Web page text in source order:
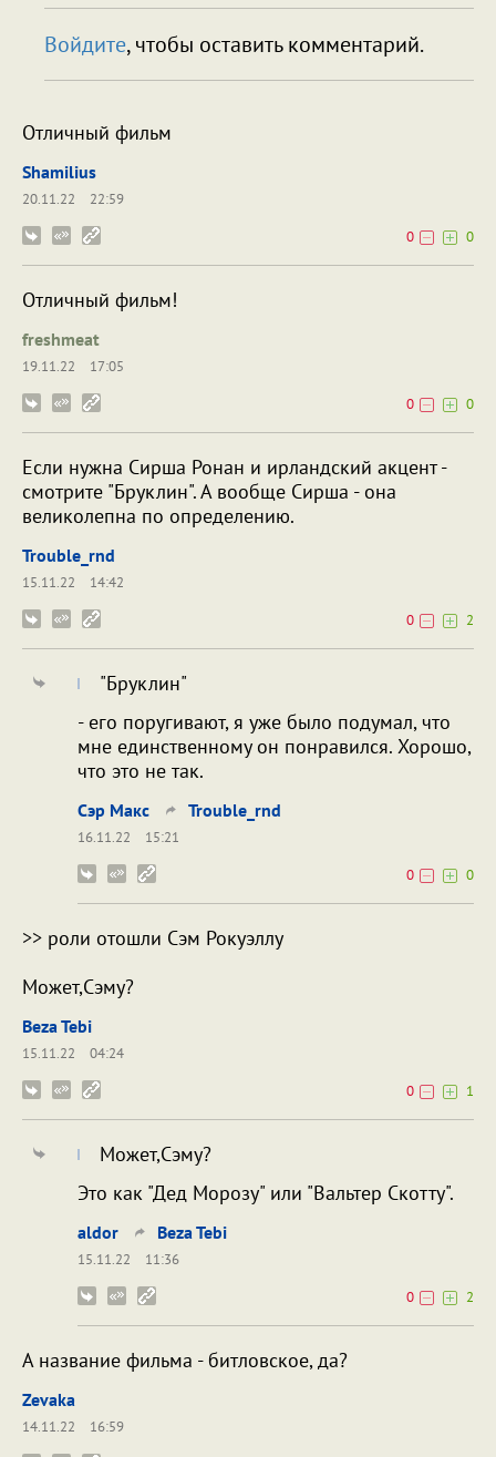
Войдите, чтобы оставить комментарий.
Отличный фильм
Shamilius
20.11.22
22:59
0
0
Отличный фильм!
freshmeat
19.11.22
17:05
0
0
Если нужна Сирша Ронан и ирландский акцент -
смотрите "Бруклин". А вообще Сирша - она
великолепна по определению.
Trouble_rnd
15.11.22
14:42
0
2
"Бруклин"
- его поругивают, я уже было подумал, что
мне единственному он понравился. Хорошо,
что это не так.
Сэр Макс Trouble_rnd
16.11.22
15:21
0
0
>> роли отошли Сэм Рокуэллу
Может,Сэму?
Beza Tebi
15.11.22
04:24
0
1
Может,Сэму?
Это как "Дед Морозу" или "Вальтер Скотту".
aldor Beza Tebi
15.11.22
11:36
0
2
А название фильма - битловское, да?
Zevaka
14.11.22
16:59